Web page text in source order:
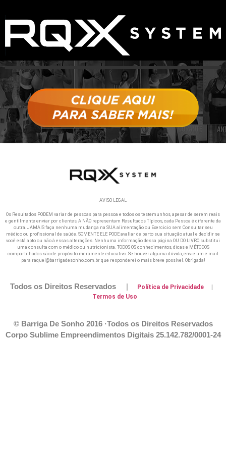
AVISO LEGAL
Os Resultados PODEM variar de pessoas para pessoa e todos os testemunhos, apesar de serem reais
e gentilmente enviar por clientes, A NÃO representam Resultados Típicos, cada Pessoa é diferente da
outra. JAMAIS faça nenhuma mudança na SUA alimentação ou Exercicio sem Consultar seu
médico ou profissional de saúde. SOMENTE ELE PODE avaliar de perto sua situação atual e decidir se
você está apto ou não à essas alterações. Nenhuma informação dessa página OU DO LIVRO substitui
uma consulta com o médico ou nutricionista. TODOS OS conhecimentos, dicas e MÉTODOS
compartilhados são de propósito meramente educativo. Se houver alguma dúvida, envie um e-mail
para raquel@barrigadesonho.com.br que responderei o mais breve possível. Obrigada!
Todos os Direitos Reservados | Política de Privacidade
|
Termos de Uso
© Barriga De Sonho 2016 ·Todos os Direitos Reservados
Corpo Sublime Empreendimentos Digitais 25.142.782/0001-24